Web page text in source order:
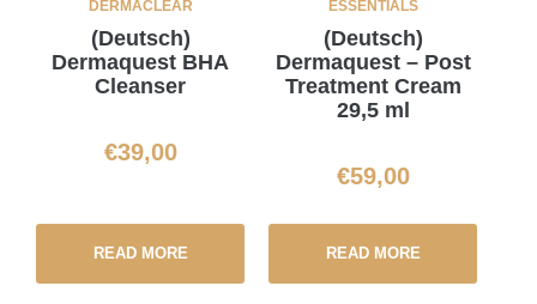
DERMACLEAR
(Deutsch)
Dermaquest BHA
Cleanser
€39,00
READ MORE
ESSENTIALS
(Deutsch)
Dermaquest – Post
Treatment Cream
29,5 ml
€59,00
READ MORE